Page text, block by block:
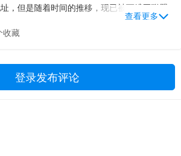
，但是随着时间的推移，现已被万维网联盟
查看更多
收藏
登录发布评论